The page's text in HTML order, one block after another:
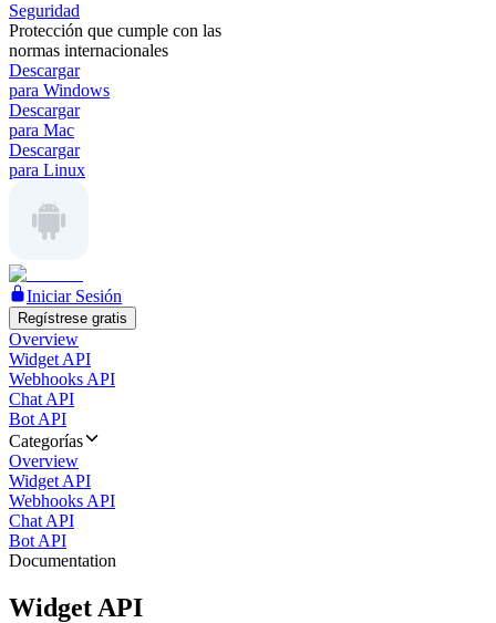
Seguridad
Protección que cumple con las
normas internacionales
Descargar
para Windows
Descargar
para Mac
Descargar
para Linux
Iniciar Sesión
Regístrese gratis
Overview
Widget API
Webhooks API
Chat API
Bot API
Categorías
Overview
Widget API
Webhooks API
Chat API
Bot API
Documentation
Widget API